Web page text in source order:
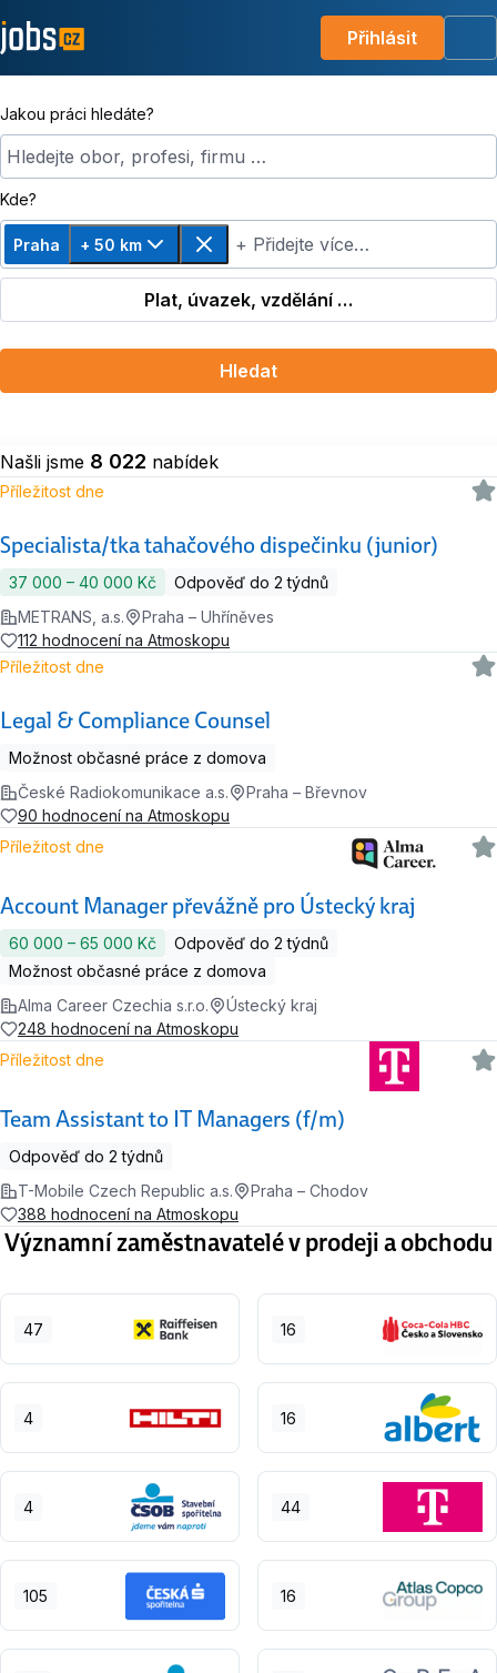
Přihlásit
Jakou práci hledáte?
Hledejte obor, profesi, firmu …
Kde?
Praha
Změnit vzdálenost, zvoleno + 50 km
+ 50 km
Odebrat+ Přidejte více…
Plat, úvazek, vzdělání …
Hledat
Našli jsme 8 022 nabídek
Specialista/tka tahačového dispečinku (junior)
Příležitost dne
37 000 ‍–‍ 40 000 Kč
Odpověď do 2 týdnů
METRANS, a.s.
Praha – Uhříněves
112 hodnocení na Atmoskopu
Legal & Compliance Counsel
Příležitost dne
Možnost občasné práce z domova
České Radiokomunikace a.s.
Praha – Břevnov
90 hodnocení na Atmoskopu
Account Manager převážně pro Ústecký kraj
Příležitost dne
60 000 ‍–‍ 65 000 Kč
Odpověď do 2 týdnů
Možnost občasné práce z domova
Alma Career Czechia s.r.o.
Ústecký kraj
248 hodnocení na Atmoskopu
Team Assistant to IT Managers (f/m)
Příležitost dne
Odpověď do 2 týdnů
T-Mobile Czech Republic a.s.
Praha – Chodov
388 hodnocení na Atmoskopu
Významní zaměstnavatelé v prodeji a obchodu
47 16
4 16
4 44
105 16